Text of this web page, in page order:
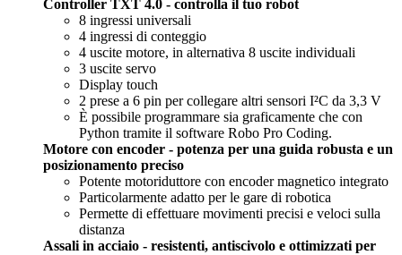
Controller TXT 4.0 - controlla il tuo robot
8 ingressi universali
4 ingressi di conteggio
4 uscite motore, in alternativa 8 uscite individuali
3 uscite servo
Display touch
2 prese a 6 pin per collegare altri sensori I²C da 3,3 V
È possibile programmare sia graficamente che con
Python tramite il software Robo Pro Coding.
Motore con encoder - potenza per una guida robusta e un
posizionamento preciso
Potente motoriduttore con encoder magnetico integrato
Particolarmente adatto per le gare di robotica
Permette di effettuare movimenti precisi e veloci sulla
distanza
Assali in acciaio - resistenti, antiscivolo e ottimizzati per